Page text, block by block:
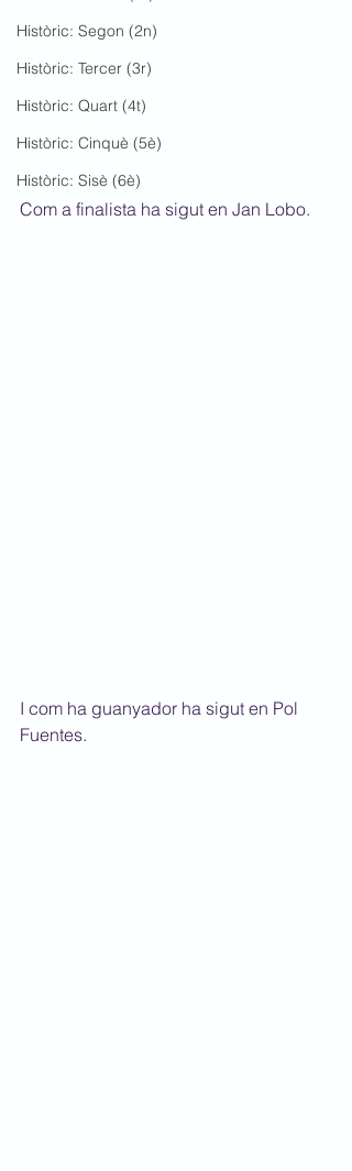
Històric: Segon (2n)
Històric: Tercer (3r)
Històric: Quart (4t)
Històric: Cinquè (5è)
Històric: Sisè (6è)
Com a finalista ha sigut en Jan Lobo.
I com ha guanyador ha sigut en Pol
Fuentes.